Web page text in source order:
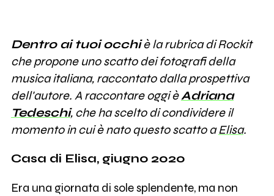
Dentro ai tuoi occhiè la rubrica di Rockit
che propone uno scatto dei fotografi della
musica italiana, raccontato dalla prospettiva
dell'autore. A raccontare oggi èAdriana
Tedeschi, che ha scelto di condividere il
momento in cui è nato questo scatto aElisa.
Casa di Elisa, giugno 2020
Era una giornata di sole splendente, ma non